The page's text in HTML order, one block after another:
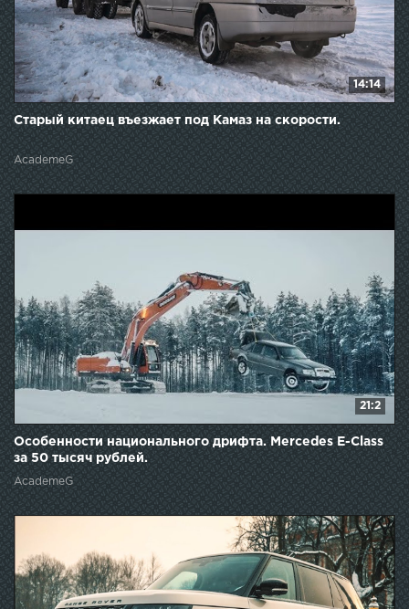
14:14
Старый китаец въезжает под Камаз на скорости.
AcademeG
21:2
Особенности национального дрифта. Mercedes E-Сlass
за 50 тысяч рублей.
AcademeG